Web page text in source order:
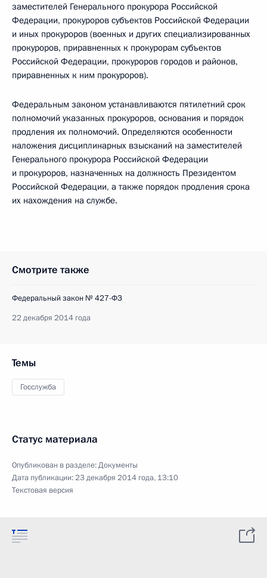
заместителей Генерального прокурора Российской
Федерации, прокуроров субъектов Российской Федерации
и иных прокуроров (военных и других специализированных
прокуроров, приравненных к прокурорам субъектов
Российской Федерации, прокуроров городов и районов,
приравненных к ним прокуроров).
Федеральным законом устанавливаются пятилетний срок
полномочий указанных прокуроров, основания и порядок
продления их полномочий. Определяются особенности
наложения дисциплинарных взысканий на заместителей
Генерального прокурора Российской Федерации
и прокуроров, назначенных на должность Президентом
Российской Федерации, а также порядок продления срока
их нахождения на службе.
Смотрите также
Федеральный закон № 427-ФЗ
22 декабря 2014 года
Темы
Госслужба
Статус материала
Опубликован в разделе:Документы
Дата публикации:23 декабря 2014 года, 13:10
Текстовая версия